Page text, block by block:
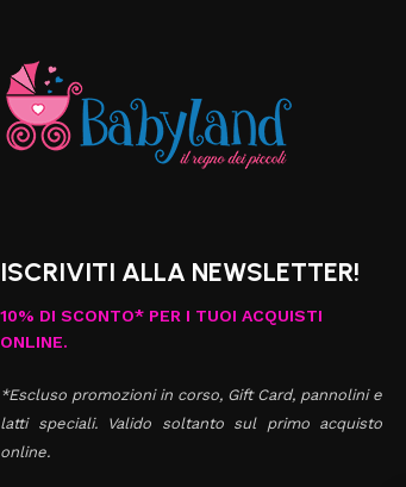
ISCRIVITI ALLA NEWSLETTER!
10% DI SCONTO* PER I TUOI ACQUISTI
ONLINE.
*Escluso promozioni in corso, Gift Card, pannolini e
latti speciali. Valido soltanto sul primo acquisto
online.
Antonella Russo